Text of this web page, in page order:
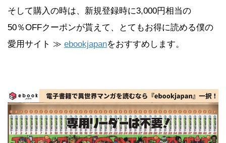
そして購入の時は、新規登録時に3,000円相当の
50％OFFクーポンが貰えて、とてもお得に読める僕の
愛用サイト ≫ ebookjapanをおすすめします。